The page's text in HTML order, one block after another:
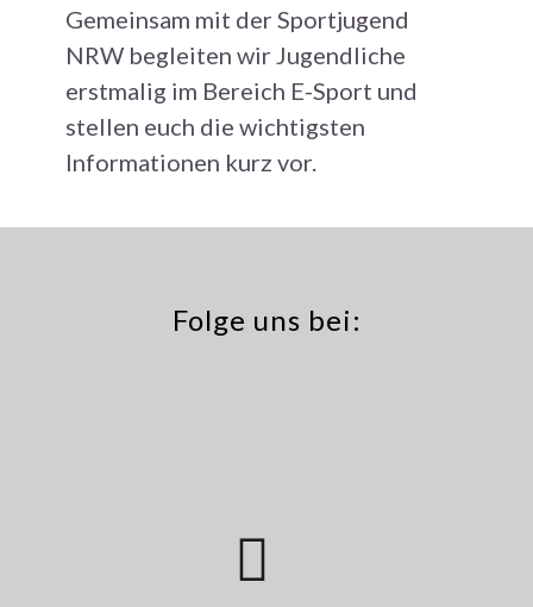
Gemeinsam mit der Sportjugend
NRW begleiten wir Jugendliche
erstmalig im Bereich E-Sport und
stellen euch die wichtigsten
Informationen kurz vor.
Folge uns bei: